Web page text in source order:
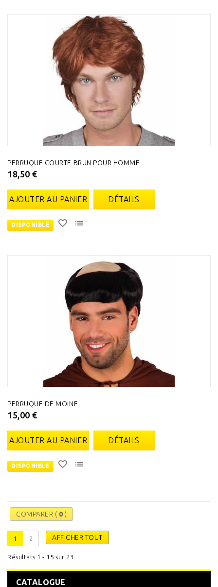
PERRUQUE COURTE BRUN POUR HOMME
18,50 €
AJOUTER AU PANIER DÉTAILS
DISPONIBLE
PERRUQUE DE MOINE
15,00 €
AJOUTER AU PANIER DÉTAILS
DISPONIBLE
COMPARER ( 0 )
AFFICHER TOUT
1 2
Résultats 1 - 15 sur 23.
CATALOGUE